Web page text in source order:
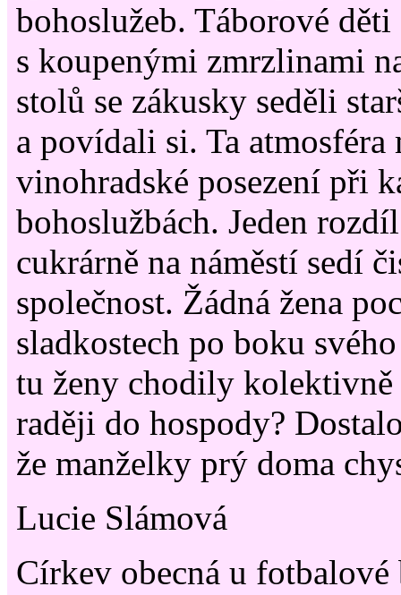
bohoslužeb. Táborové
s koupenými zmrzlinami
stolů se zákusky seděli
a povídali si. Ta
vinohradské posezení při
bohoslužbách. Jeden
cukrárně na náměstí sedí
společnost. Žádná žena
sladkostech po boku
tu ženy chodily kolektivně
raději do hospody?
že manželky prý doma
Lucie Slámová
Církev obecná u fotbalové